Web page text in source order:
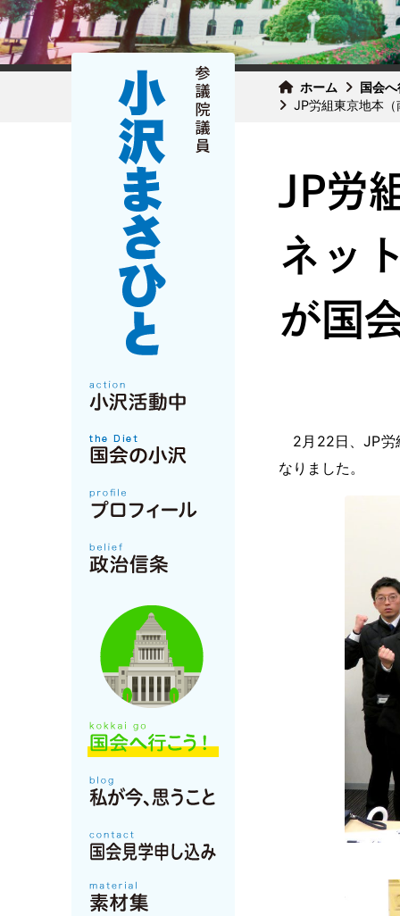
ホーム
国会
JP労組東京地本
JP労
ネッ
が国
2月22日、JP労
なりました。